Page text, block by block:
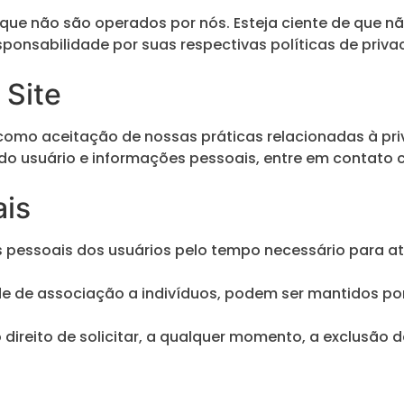
não são operados por nós. Esteja ciente de que
por suas respectivas políticas de
Site
aceitação de nossas práticas relacionadas à
usuário e informações pessoais, entre em contato
dos usuários pelo tempo necessário para
de associação a indivíduos, podem ser mantidos
de solicitar, a qualquer momento, a exclusão